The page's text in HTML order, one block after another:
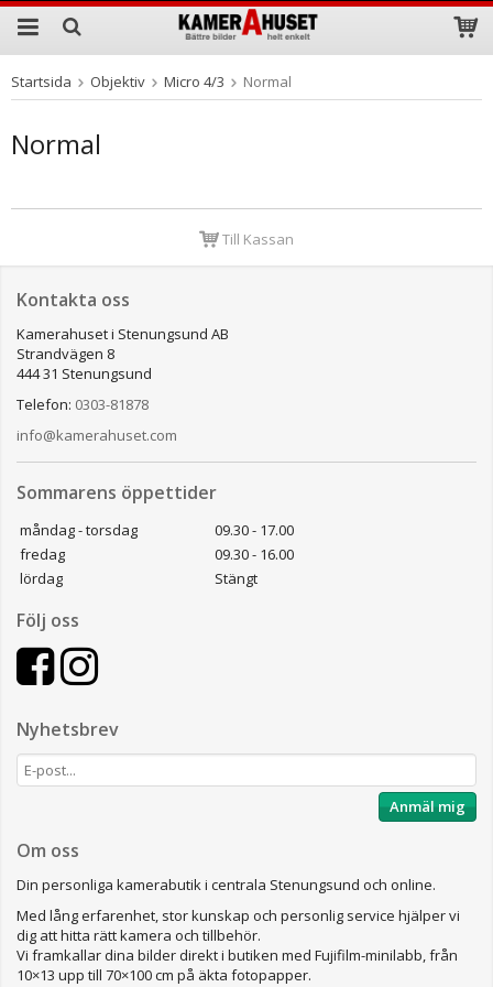
Produkten har blivit tillagd i varukorgen
Startsida Objektiv Micro 4/3 Normal
Normal
Till Kassan
Kontakta oss
Kamerahuset i Stenungsund AB
Strandvägen 8
444 31 Stenungsund
Telefon: 0303-81878
info@kamerahuset.com
Sommarens öppettider
måndag - torsdag
09.30 - 17.00
fredag
09.30 - 16.00
lördag
Stängt
Följ oss
Nyhetsbrev
Anmäl mig
Om oss
Din personliga kamerabutik i centrala Stenungsund och online.
Med lång erfarenhet, stor kunskap och personlig service hjälper vi
dig att hitta rätt kamera och tillbehör.
Vi framkallar dina bilder direkt i butiken med Fujifilm-minilabb, från
10×13 upp till 70×100 cm på äkta fotopapper.